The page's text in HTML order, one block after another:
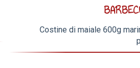
Costine di maiale 600g